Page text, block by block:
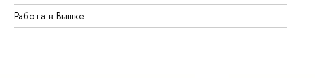
Работа в Вышке